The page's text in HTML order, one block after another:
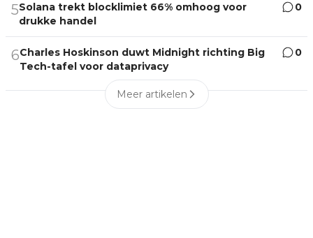
5Solana trekt blocklimiet 66% omhoog voor
drukke handel
0
6Charles Hoskinson duwt Midnight richting Big
Tech-tafel voor dataprivacy
0
Meer artikelen